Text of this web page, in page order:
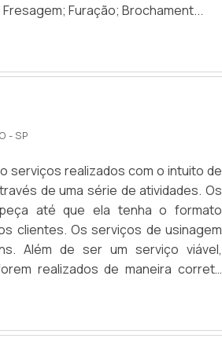
Furação; Brochament...
- SP
serviços realizados com o intuito de
de uma série de atividades. Os
até que ela tenha o formato
clientes. Os serviços de usinagem
Além de ser um serviço viável,
realizados de maneira correta